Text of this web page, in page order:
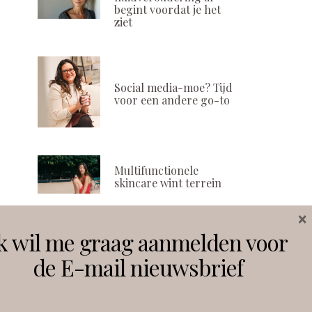
begint voordat je het
ziet
Social media-moe? Tijd
voor een andere go-to
Multifunctionele
skincare wint terrein
Volg ons
wil me graag aanmelden voor
de E-mail nieuwsbrief
×